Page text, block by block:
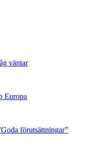
väntar
Europa
förutsättningar”